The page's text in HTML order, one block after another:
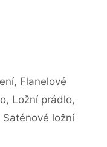
, Flanelové
, Ložní prádlo,
Saténové ložní